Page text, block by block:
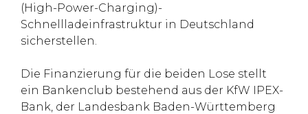
(High-Power-Charging)-
Schnellladeinfrastruktur in Deutschland
sicherstellen.
Die Finanzierung für die beiden Lose stellt
ein Bankenclub bestehend aus der KfW IPEX-
Bank, der Landesbank Baden-Württemberg